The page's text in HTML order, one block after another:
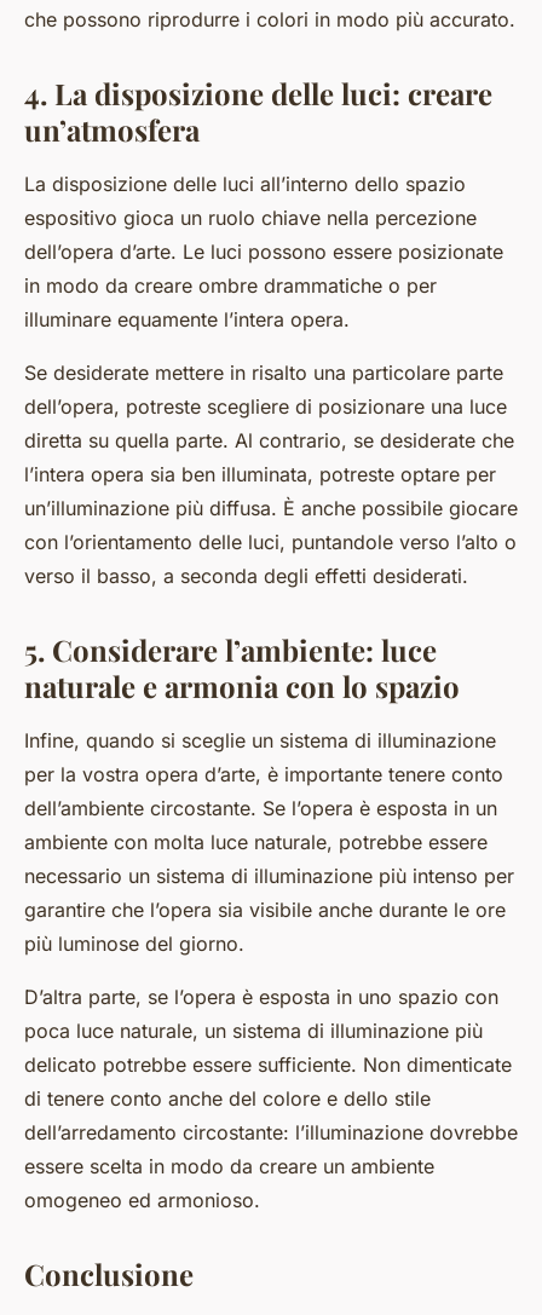
che possono riprodurre i colori in modo più accurato.
4. La disposizione delle luci: creare
un’atmosfera
La disposizione delle luci all’interno dello spazio
espositivo gioca un ruolo chiave nella percezione
dell’opera d’arte. Le luci possono essere posizionate
in modo da creare ombre drammatiche o per
illuminare equamente l’intera opera.
Se desiderate mettere in risalto una particolare parte
dell’opera, potreste scegliere di posizionare una luce
diretta su quella parte. Al contrario, se desiderate che
l’intera opera sia ben illuminata, potreste optare per
un’illuminazione più diffusa. È anche possibile giocare
con l’orientamento delle luci, puntandole verso l’alto o
verso il basso, a seconda degli effetti desiderati.
5. Considerare l’ambiente: luce
naturale e armonia con lo spazio
Infine, quando si sceglie un sistema di illuminazione
per la vostra opera d’arte, è importante tenere conto
dell’ambiente circostante. Se l’opera è esposta in un
ambiente con molta luce naturale, potrebbe essere
necessario un sistema di illuminazione più intenso per
garantire che l’opera sia visibile anche durante le ore
più luminose del giorno.
D’altra parte, se l’opera è esposta in uno spazio con
poca luce naturale, un sistema di illuminazione più
delicato potrebbe essere sufficiente. Non dimenticate
di tenere conto anche del colore e dello stile
dell’arredamento circostante: l’illuminazione dovrebbe
essere scelta in modo da creare un ambiente
omogeneo ed armonioso.
Conclusione